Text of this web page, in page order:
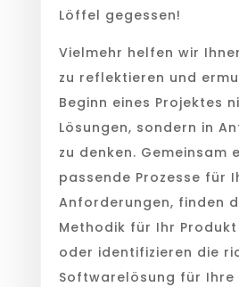
Löffel gegessen!
Vielmehr helfen wir
zu reflektieren und
Beginn eines Projektes
Lösungen, sondern in
zu denken. Gemeinsam
passende Prozesse für
Anforderungen, finden
Methodik für Ihr Produkt
oder identifizieren die
Softwarelösung für Ihre